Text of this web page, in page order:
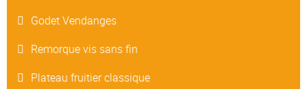
Godet Vendanges
Remorque vis sans fin
Plateau fruitier classique